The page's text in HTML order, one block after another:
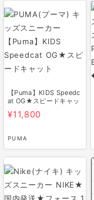
【Puma】KIDS Speedc
at OG★スピードキャッ
ト
¥11,800
PUMA